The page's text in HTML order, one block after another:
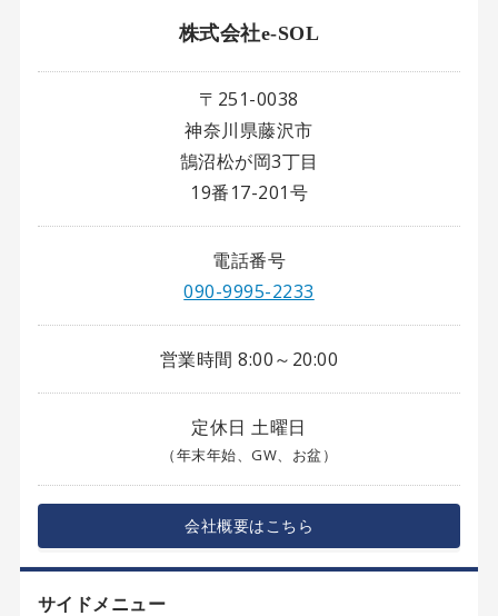
株式会社e-SOL
〒251-0038
神奈川県藤沢市
鵠沼松が岡3丁目
19番17-201号
電話番号
090-9995-2233
営業時間 8:00～20:00
定休日 土曜日
（年末年始、GW、お盆）
会社概要はこちら
サイドメニュー